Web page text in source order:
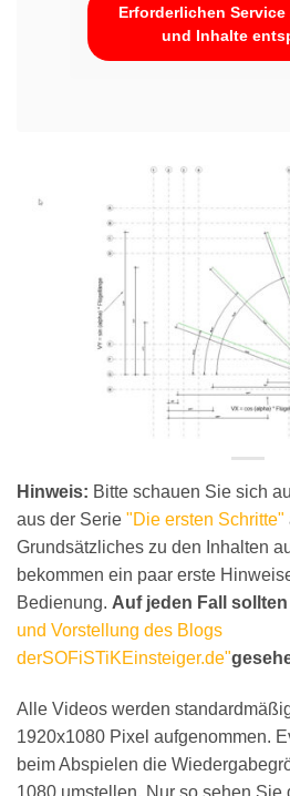
Erforderlichen Service
und Inhalte
Hinweis: Bitte schauen Sie sich
aus der Serie "Die ersten Schritte"
Grundsätzliches zu den Inhalten
bekommen ein paar erste
Bedienung. Auf jeden Fall
und Vorstellung des Blogs
derSOFiSTiKEinsteiger.de"
Alle Videos werden
1920x1080 Pixel aufgenommen.
beim Abspielen die
1080 umstellen. Nur so sehen Sie